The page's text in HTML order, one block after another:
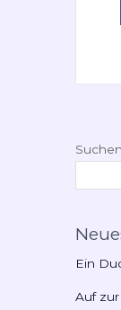
Suchen
Ein
Auf